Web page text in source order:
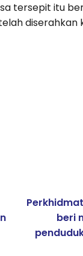
tersepit itu
diserahkan
beri